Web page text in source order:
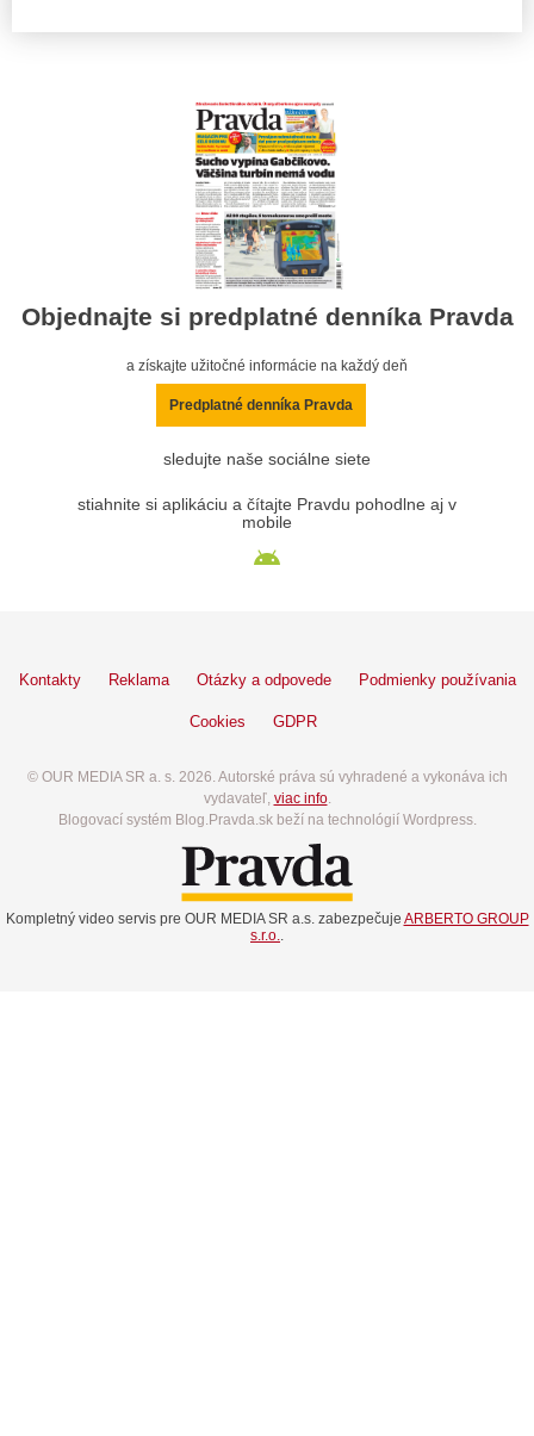
Objednajte si predplatné denníka Pravda
a získajte užitočné informácie na každý deň
Predplatné denníka Pravda
sledujte naše sociálne siete
stiahnite si aplikáciu a čítajte Pravdu pohodlne aj v
mobile
Kontakty Reklama Otázky a odpovede Podmienky používania
Cookies GDPR
© OUR MEDIA SR a. s. 2026. Autorské práva sú vyhradené a vykonáva ich
vydavateľ, viac info.
Blogovací systém Blog.Pravda.sk beží na technológií Wordpress.
Kompletný video servis pre OUR MEDIA SR a.s. zabezpečuje ARBERTO GROUP
s.r.o..